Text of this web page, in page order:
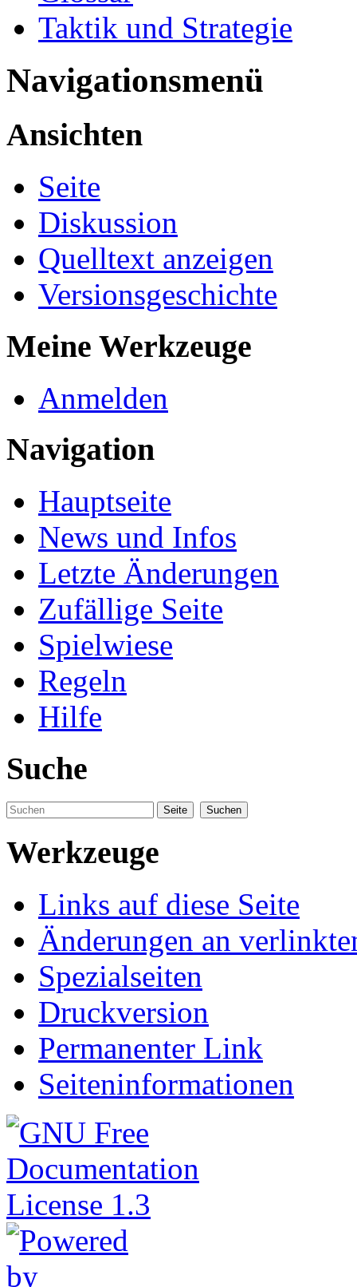
Taktik und Strategie
Navigationsmenü
Ansichten
Seite
Diskussion
Quelltext anzeigen
Versionsgeschichte
Meine Werkzeuge
Anmelden
Navigation
Hauptseite
News und Infos
Letzte Änderungen
Zufällige Seite
Spielwiese
Regeln
Hilfe
Suche
Werkzeuge
Links auf diese Seite
Änderungen an
Spezialseiten
Druckversion
Permanenter Link
Seiteninformationen